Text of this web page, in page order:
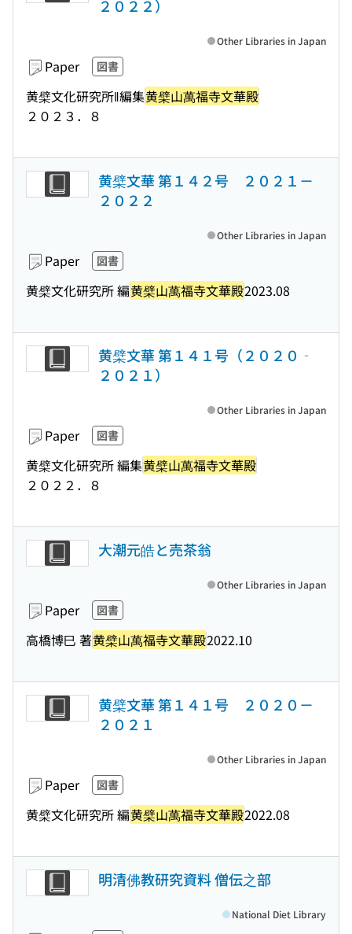
２０２２）
Paper 図書
黄檗文化研究所‖編集黄檗山萬福寺文華殿
２０２３．８
Other Libraries in Japan
黄檗文華 第１４２号 ２０２１－
２０２２
Paper 図書
黄檗文化研究所 編黄檗山萬福寺文華殿2023.08
Other Libraries in Japan
黄檗文華 第１４１号（２０２０‐
２０２１）
Paper 図書
黄檗文化研究所 編集黄檗山萬福寺文華殿
２０２２．８
Other Libraries in Japan
大潮元皓と売茶翁
Paper 図書
高橋博巳 著黄檗山萬福寺文華殿2022.10
Other Libraries in Japan
黄檗文華 第１４１号 ２０２０－
２０２１
Paper 図書
黄檗文化研究所 編黄檗山萬福寺文華殿2022.08
Other Libraries in Japan
明清佛教研究資料 僧伝之部
National Diet Library